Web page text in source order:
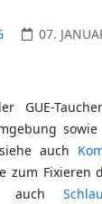
07.
GUE-
auch
zum Fixieren
auch